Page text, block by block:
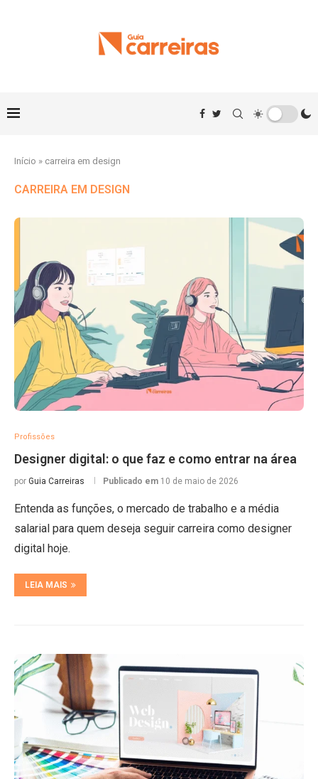
Início » carreira em design
CARREIRA EM DESIGN
Profissões
Designer digital: o que faz e como entrar na área
por Guia Carreiras Publicado em 10 de maio de 2026
Entenda as funções, o mercado de trabalho e a média
salarial para quem deseja seguir carreira como designer
digital hoje.
LEIA MAIS